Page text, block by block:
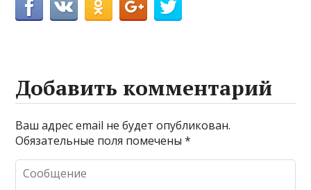
Добавить комментарий
Ваш адрес email не будет опубликован.
Обязательные поля помечены*